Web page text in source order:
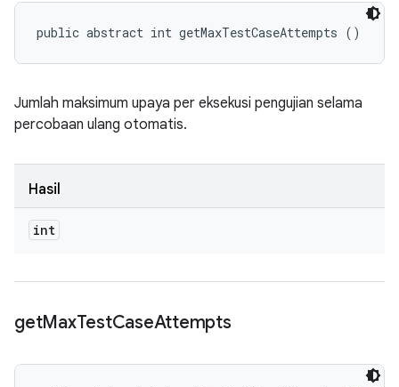
public abstract int getMaxTestCaseAttempts ()
Jumlah maksimum upaya per eksekusi pengujian selama
percobaan ulang otomatis.
Hasil
int
getMaxTestCaseAttempts